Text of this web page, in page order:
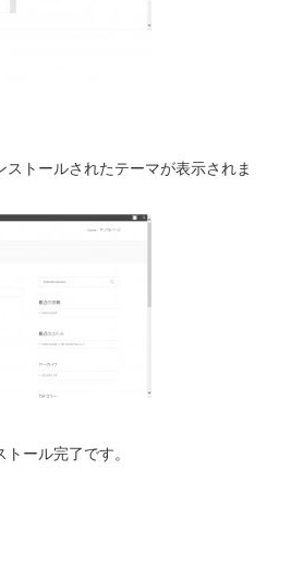
トールされたテーマが表示されま
ール完了です。